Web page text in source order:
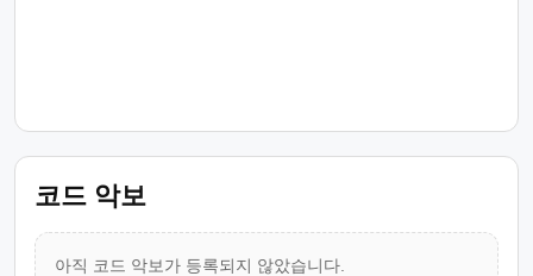
코드 악보
아직 코드 악보가 등록되지 않았습니다.